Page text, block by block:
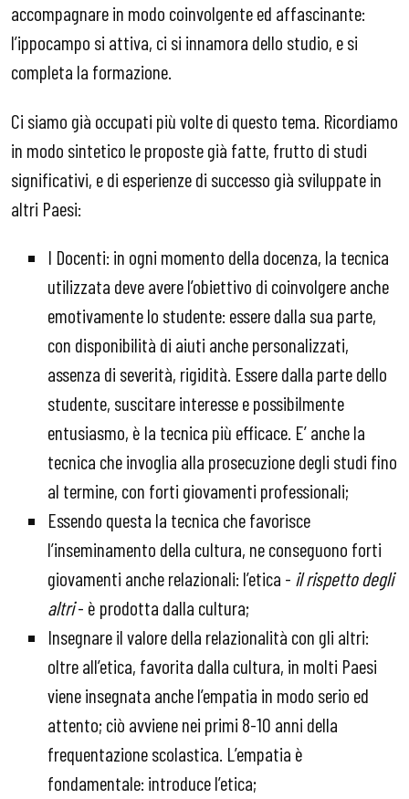
accompagnare in modo coinvolgente ed affascinante:
l’ippocampo si attiva, ci si innamora dello studio, e si
completa la formazione.
Ci siamo già occupati più volte di questo tema. Ricordiamo
in modo sintetico le proposte già fatte, frutto di studi
significativi, e di esperienze di successo già sviluppate in
altri Paesi:
I Docenti: in ogni momento della docenza, la tecnica
utilizzata deve avere l’obiettivo di coinvolgere anche
emotivamente lo studente: essere dalla sua parte,
con disponibilità di aiuti anche personalizzati,
assenza di severità, rigidità. Essere dalla parte dello
studente, suscitare interesse e possibilmente
entusiasmo, è la tecnica più efficace. E’ anche la
tecnica che invoglia alla prosecuzione degli studi fino
al termine, con forti giovamenti professionali;
Essendo questa la tecnica che favorisce
l’inseminamento della cultura, ne conseguono forti
giovamenti anche relazionali: l’etica - il rispetto degli
altri- è prodotta dalla cultura;
Insegnare il valore della relazionalità con gli altri:
oltre all’etica, favorita dalla cultura, in molti Paesi
viene insegnata anche l’empatia in modo serio ed
attento; ciò avviene nei primi 8-10 anni della
frequentazione scolastica. L’empatia è
fondamentale: introduce l’etica;